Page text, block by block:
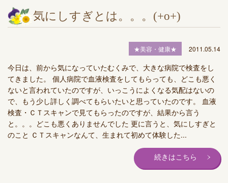
気にしすぎとは。。。(+o+)
★美容・健康★ 2011.05.14
今日は、前から気になっていたむくみで、大きな病院で検査をし
てきました。 個人病院で血液検査をしてもらっても、どこも悪く
ないと言われていたのですが、いっこうによくなる気配はないの
で、もう少し詳しく調べてもらいたいと思っていたのです。 血液
検査・ＣＴスキャンで見てもらったのですが、結果から言う
と。。。どこも悪くありませんでした 更に言うと、気にしすぎと
のこと ＣＴスキャンなんて、生まれて初めて体験した...
続きはこちら